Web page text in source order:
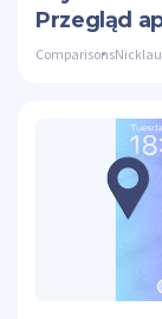
Przegląd
Comparisons